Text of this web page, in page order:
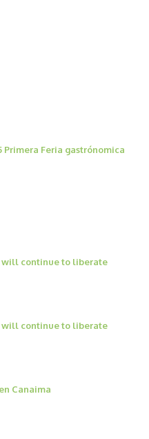
Primera Feria gastrónomica
will continue to liberate
will continue to liberate
Canaima